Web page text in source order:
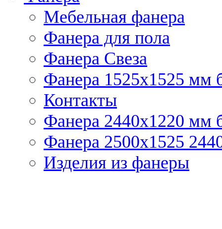
Мебельная фанера
Фанера для пола
Фанера Свеза
Фанера 1525x1525 мм
Контакты
Фанера 2440x1220 мм
Фанера 2500x1525
Изделия из фанеры